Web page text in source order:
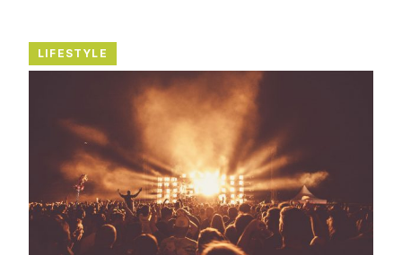
LIFESTYLE